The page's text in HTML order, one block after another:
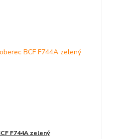
F744A zelený